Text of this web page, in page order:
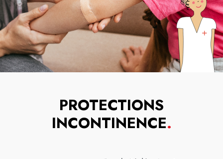
PROTECTIONS
INCONTINENCE.